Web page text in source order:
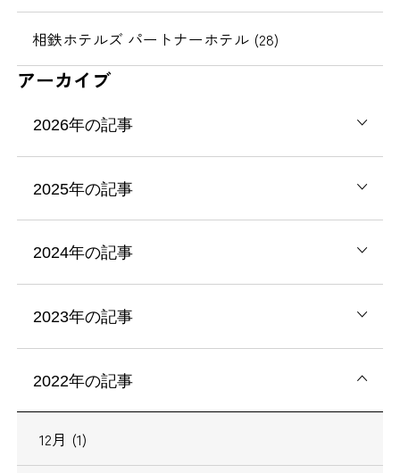
相鉄ホテルズ パートナーホテル (28)
アーカイブ
2026年の記事
2025年の記事
2024年の記事
2023年の記事
2022年の記事
12月 (1)